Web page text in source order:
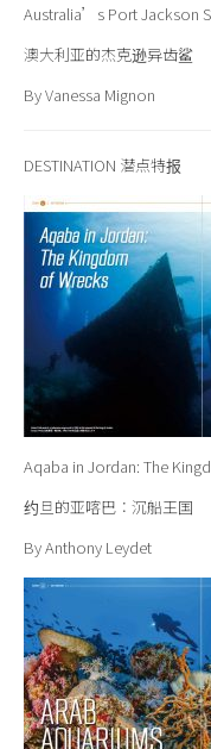
Australia’s Port Jackson
澳大利亚的杰克逊异齿鲨
By Vanessa Mignon
DESTINATION 潜点特报
Aqaba in Jordan: The
约旦的亚喀巴：沉船王国
By Anthony Leydet